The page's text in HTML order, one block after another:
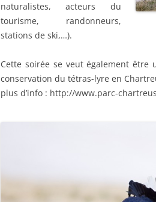
naturalistes, acteurs du
tourisme, randonneurs,
stations de ski,…).
Cette soirée se veut également être
conservation du tétras-lyre en
plus d’info : http://www.parc-